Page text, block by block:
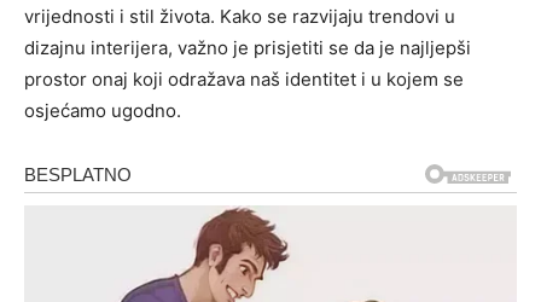
vrijednosti i stil života. Kako se razvijaju trendovi u
dizajnu interijera, važno je prisjetiti se da je najljepši
prostor onaj koji odražava naš identitet i u kojem se
osjećamo ugodno.